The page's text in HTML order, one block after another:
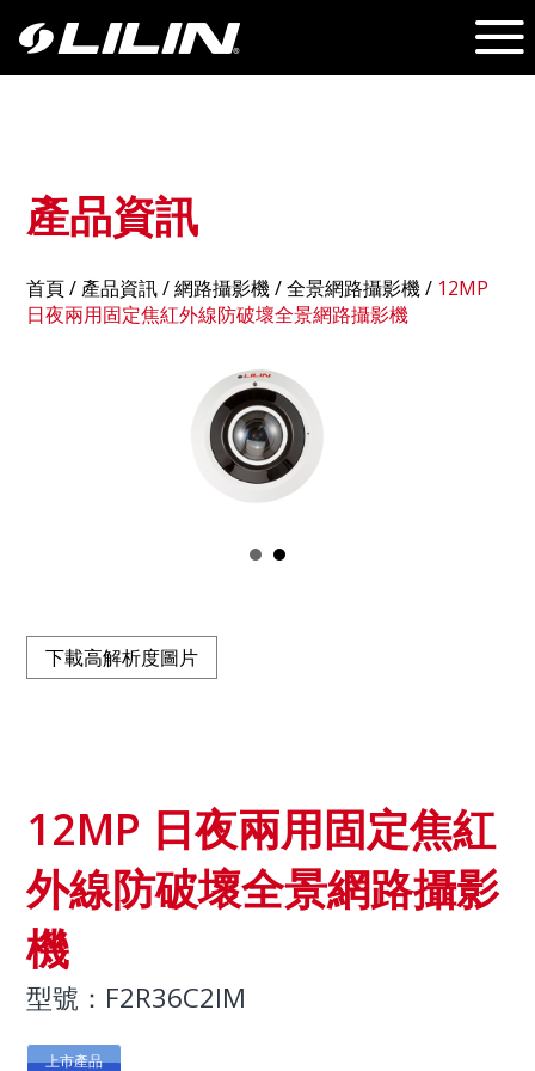
產品資訊
首頁/產品資訊/ 網路攝影機 /全景網路攝影機/ 12MP
日夜兩用固定焦紅外線防破壞全景網路攝影機
下載高解析度圖片
12MP 日夜兩用固定焦紅
外線防破壞全景網路攝影
機
型號：F2R36C2IM
上市產品